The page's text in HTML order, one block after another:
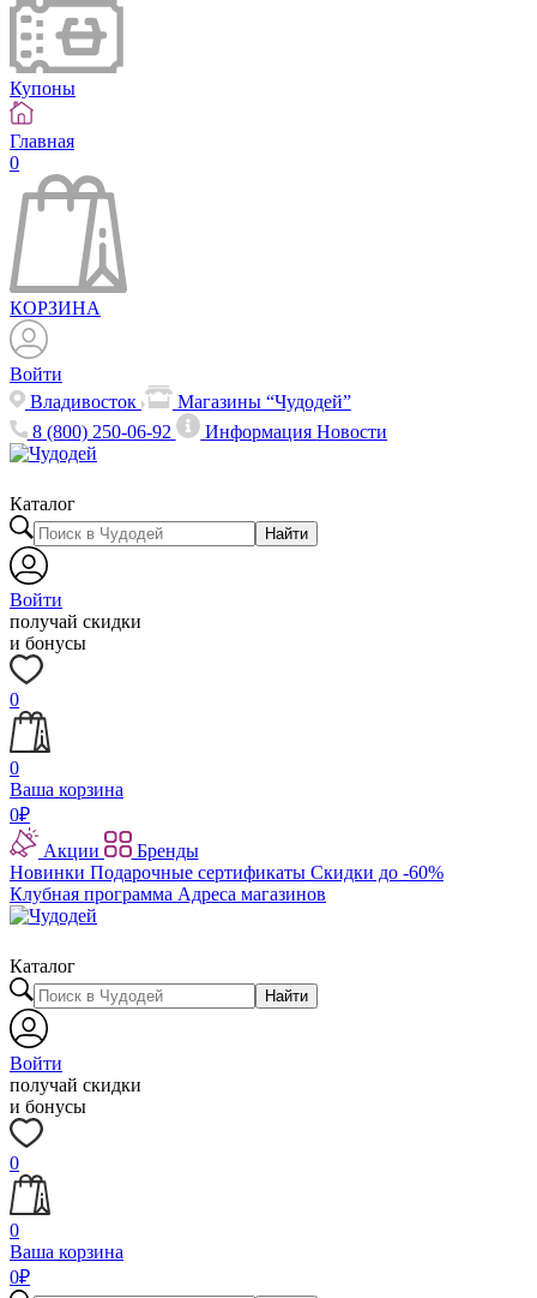
Купоны
Главная
0
КОРЗИНА
Войти
Владивосток
Магазины “Чудодей”
8 (800) 250-06-92
ИнформацияНовости
Каталог
Найти
Войти
получай скидки
и бонусы
0
0
Ваша корзина
0₽
Акции
Бренды
Новинки Подарочные сертификаты Скидки до -60%
Клубная программа Адреса магазинов
Каталог
Найти
Войти
получай скидки
и бонусы
0
0
Ваша корзина
0₽